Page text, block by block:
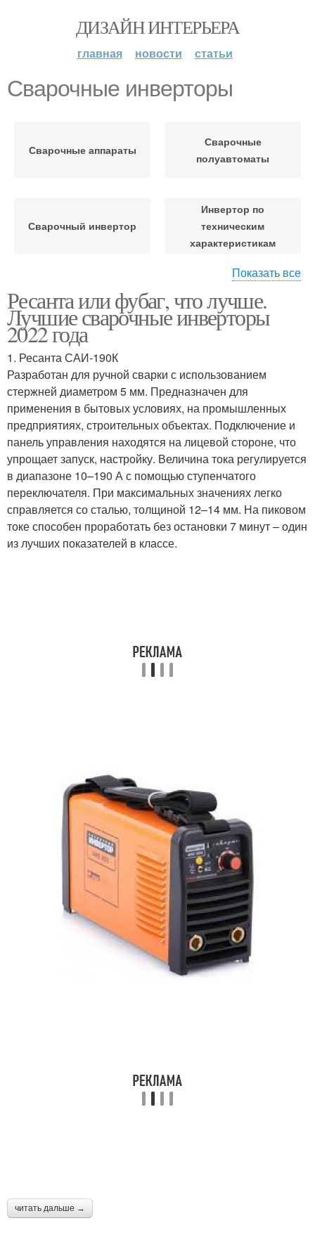
ДИЗАЙН ИНТЕРЬЕРА
главная новости статьи
Сварочные инверторы
Сварочные аппараты
Сварочные
полуавтоматы
Сварочный инвертор
Инвертор по
техническим
характеристикам
Сварочный аппарат
полуавтомат
Инверторы по
надежности
Сварочный ток
Показать все
Ресанта или фубаг, что лучше.
Лучшие сварочные инверторы
2022 года
1. Ресанта САИ-190К
Разработан для ручной сварки с использованием
стержней диаметром 5 мм. Предназначен для
применения в бытовых условиях, на промышленных
предприятиях, строительных объектах. Подключение и
панель управления находятся на лицевой стороне, что
упрощает запуск, настройку. Величина тока регулируется
в диапазоне 10–190 А с помощью ступенчатого
переключателя. При максимальных значениях легко
справляется со сталью, толщиной 12–14 мм. На пиковом
токе способен проработать без остановки 7 минут – один
из лучших показателей в классе.
читать дальше →